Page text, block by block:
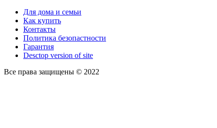
Для дома и семьи
Как купить
Контакты
Политика безопастности
Гарантия
Desctop version of site
Все права защищены © 2022